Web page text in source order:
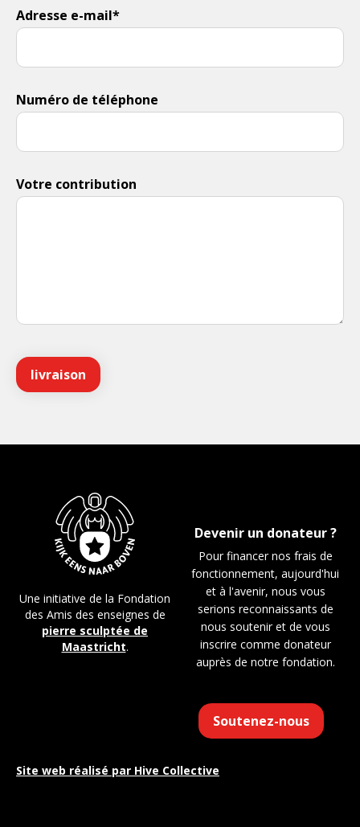
Adresse e-mail*
Numéro de téléphone
Votre contribution
Devenir un donateur ?
Pour financer nos frais de
fonctionnement, aujourd'hui
et à l'avenir, nous vous
serions reconnaissants de
nous soutenir et de vous
inscrire comme donateur
auprès de notre fondation.
Soutenez-nous
Une initiative de la Fondation
des Amis des enseignes de
pierre sculptée de
Maastricht.
Site web réalisé par Hive Collective